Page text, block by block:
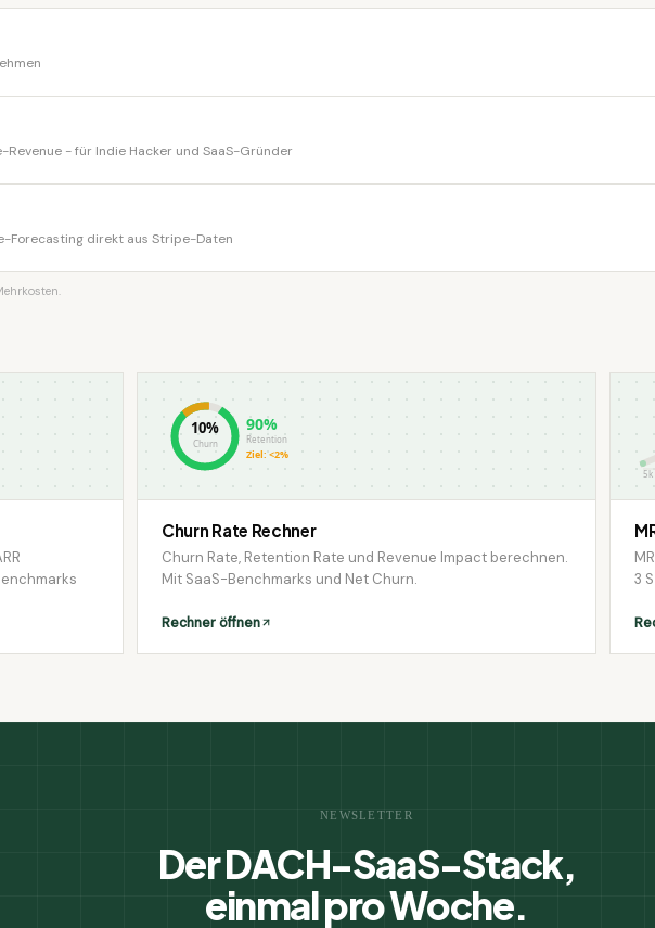
- für Indie Hacker und SaaS-Gründer
Forecasting direkt aus Stripe-Daten
10%
Churn
90%
Retention
Ziel: <2%
Churn Rate Rechner
Churn Rate, Retention Rate und Revenue Impact berechnen.
Mit SaaS-Benchmarks und Net Churn.
Rechner öffnen
5k
3
NEWSLETTER
Der DACH-SaaS-Stack,
einmal pro Woche.